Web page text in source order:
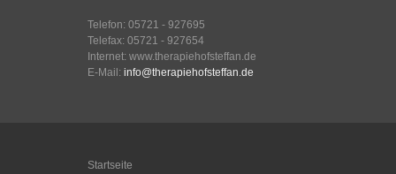
Telefon: 05721 - 927695
Telefax: 05721 - 927654
Internet: www.therapiehofsteffan.de
E-Mail: info@therapiehofsteffan.de
Startseite